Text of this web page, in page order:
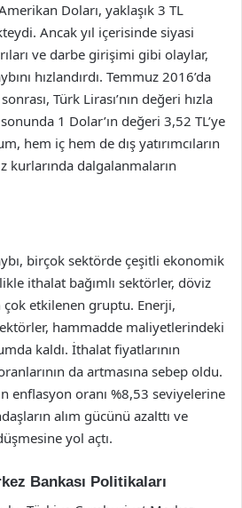
Doları, yaklaşık 3 TL
Ancak yıl içerisinde siyasi
ve darbe girişimi gibi olaylar,
hızlandırdı. Temmuz 2016’da
Türk Lirası’nın değeri hızla
1 Dolar’ın değeri 3,52 TL’ye
hem iç hem de dış yatırımcıların
kurlarında dalgalanmaların
birçok sektörde çeşitli ekonomik
ithalat bağımlı sektörler, döviz
çok etkilenen gruptu. Enerji,
hammadde maliyetlerindeki
kaldı. İthalat fiyatlarının
da artmasına sebep oldu.
enflasyon oranı %8,53 seviyelerine
alım gücünü azalttı ve
yol açtı.
Bankası Politikaları